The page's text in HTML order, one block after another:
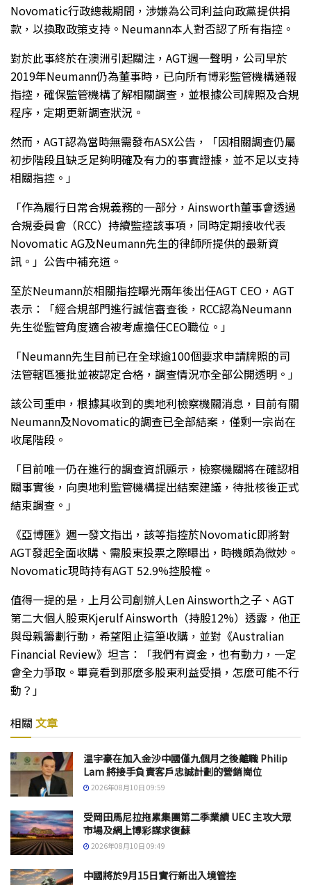
Novomatic行政總裁期間，涉嫌為公司利益向政黨提供捐
款，以換取政策支持。Neumann本人對否認了所有指控。
對於此事終於在澳洲引起關注，AGT週一聲明，公司早於
2019年Neumann仍為董事時，已向所有博彩監管機構通報
指控，確保監管機構了解相關調查，並根據公司牌照及合規
程序，定期更新調查狀況。
然而，AGT認為當時無需發布ASX公告，「因相關調查仍屬
初步階段且缺乏足夠明確及有力的事實證據，並不足以支持
相關指控。」
「作為履行日常合規義務的一部分，Ainsworth董事會透過
合規委員會（RCC）持續監控該事項，同時定期接收代表
Novomatic AG及Neumann先生的律師所提供的最新資
訊。」公告中補充道。
至於Neumann於相關指控曝光兩年後出任AGT CEO，AGT
表示：「經合規部門進行誠信審查後，RCC認為Neumann
先生從監管角度適合被考慮擔任CEO職位。」
「Neumann先生目前已在全球逾100個要求申請牌照的司
法管轄區獲批並被認定合格，調查情況亦全部公開透明。」
該公司重申，根據其收到的奧地利檢察機關消息，目前有關
Neumann及Novomatic的調查已全部結案，僅剩一宗尚在
收尾階段。
「目前唯一仍在進行的調查資訊顯示，檢察機關將在確認相
關事實後，向奧地利監管機構提出結案建議，待批核後正式
結束調查。」
《亞博匯》週一發文指出，該等指控於Novomatic即將對
AGT發起全面收購、需股東投票之際曝出，時機頗為微妙。
Novomatic現時持有AGT 52.9%控股權。
值得一提的是，上月公司創辦人Len Ainsworth之子、AGT
第二大個人股東Kjerulf Ainsworth（持股12%）透露，他正
與母親籌劃行動，希望阻止這筆收購，並對《Australian
Financial Review》坦言：「我們有資金，也有動力，一定
會全力爭取。畢竟看到那麼多股東利益受損，怎麼可能不行
動？」
相關 文章
温宇豪在加入金沙中國僅九個月之後離職 Philip
Lam 將接手負責客戶忠誠計劃的營銷崗位
2026年08月10日 09:59
受岡田馬尼拉拖累集團第二季業績 UEC 主攻大眾
市場及網上博彩謀求復蘇
2026年08月10日 09:49
中國將於9月15日實行新出入境管控